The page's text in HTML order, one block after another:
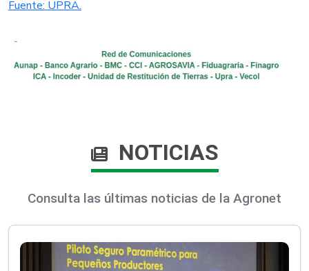
Fuente: UPRA.
NOTICIAS
Consulta las últimas noticias de la Agronet